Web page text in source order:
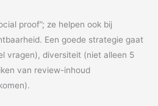
proof”; ze helpen ook bij
Een goede strategie gaat
vragen), diversiteit (niet alleen 5
van review-inhoud